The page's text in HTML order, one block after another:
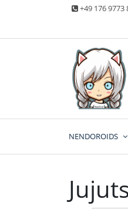
+49 176 9773
Split Part
NENDOROIDS